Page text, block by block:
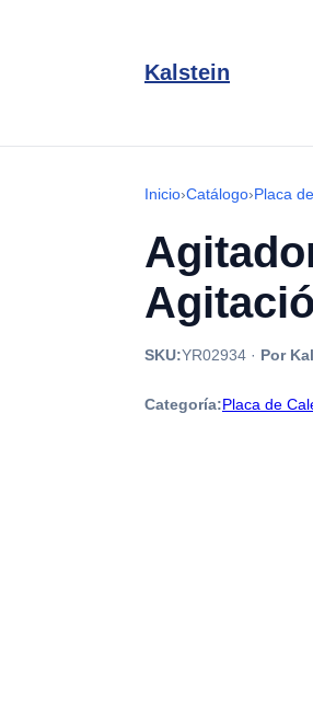
Kalstein
Inicio›Catálogo›Placa
SKU:YR02934 · Por
Categoría:Placa de